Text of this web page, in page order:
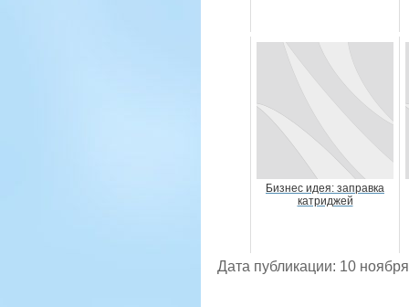
Бизнес идея: заправка
катриджей
Дата публикации: 10